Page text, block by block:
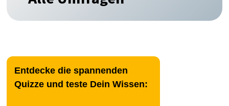
Entdecke die spannenden
Quizze und teste Dein Wissen: